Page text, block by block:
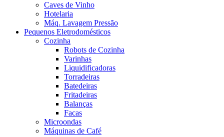
Caves de Vinho
Hotelaria
Máq. Lavagem Pressão
Pequenos Eletrodomésticos
Cozinha
Robots de Cozinha
Varinhas
Liquidificadoras
Torradeiras
Batedeiras
Fritadeiras
Balanças
Facas
Microondas
Máquinas de Café